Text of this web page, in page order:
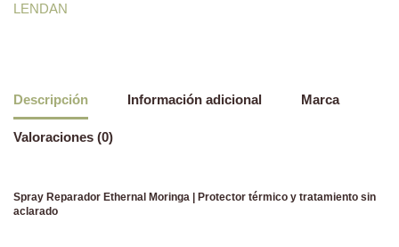
LENDAN
Descripción Información adicional Marca
Valoraciones (0)
Spray Reparador Ethernal Moringa | Protector térmico y tratamiento sin
aclarado